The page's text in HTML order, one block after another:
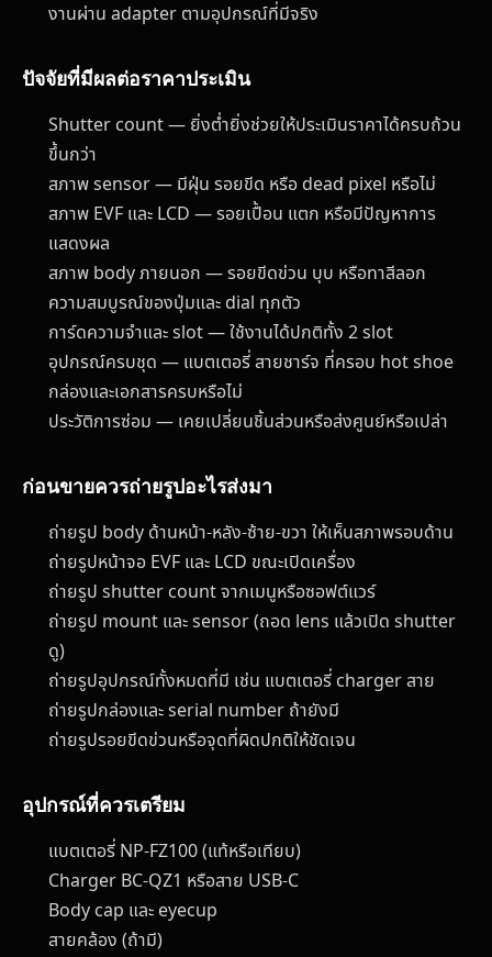
งานผ่าน adapter ตามอุปกรณ์ที่มีจริง
ปัจจัยที่มีผลต่อราคาประเมิน
Shutter count — ยิ่งต่ำยิ่งช่วยให้ประเมินราคาได้ครบถ้วน
ขึ้นกว่า
สภาพ sensor — มีฝุ่น รอยขีด หรือ dead pixel หรือไม่
สภาพ EVF และ LCD — รอยเปื้อน แตก หรือมีปัญหาการ
แสดงผล
สภาพ body ภายนอก — รอยขีดข่วน บุบ หรือทาสีลอก
ความสมบูรณ์ของปุ่มและ dial ทุกตัว
การ์ดความจำและ slot — ใช้งานได้ปกติทั้ง 2 slot
อุปกรณ์ครบชุด — แบตเตอรี่ สายชาร์จ ที่ครอบ hot shoe
กล่องและเอกสารครบหรือไม่
ประวัติการซ่อม — เคยเปลี่ยนชิ้นส่วนหรือส่งศูนย์หรือเปล่า
ก่อนขายควรถ่ายรูปอะไรส่งมา
ถ่ายรูป body ด้านหน้า-หลัง-ซ้าย-ขวา ให้เห็นสภาพรอบด้าน
ถ่ายรูปหน้าจอ EVF และ LCD ขณะเปิดเครื่อง
ถ่ายรูป shutter count จากเมนูหรือซอฟต์แวร์
ถ่ายรูป mount และ sensor (ถอด lens แล้วเปิด shutter
ดู)
ถ่ายรูปอุปกรณ์ทั้งหมดที่มี เช่น แบตเตอรี่ charger สาย
ถ่ายรูปกล่องและ serial number ถ้ายังมี
ถ่ายรูปรอยขีดข่วนหรือจุดที่ผิดปกติให้ชัดเจน
อุปกรณ์ที่ควรเตรียม
แบตเตอรี่ NP-FZ100 (แท้หรือเทียบ)
Charger BC-QZ1 หรือสาย USB-C
Body cap และ eyecup
สายคล้อง (ถ้ามี)